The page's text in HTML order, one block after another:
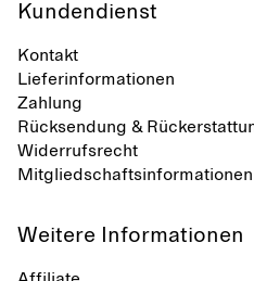
Kundendienst
Kontakt
Lieferinformationen
Zahlung
Rücksendung &
Widerrufsrecht
Mitgliedschaftsinformationen
Weitere Informationen